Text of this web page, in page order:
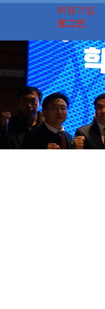
회원가입
로그인